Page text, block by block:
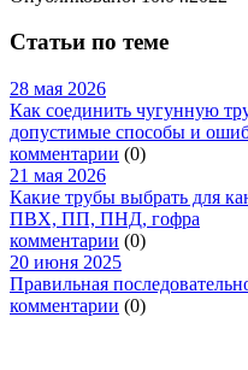
Статьи по теме
28 мая 2026
Как соединить чугунную
допустимые способы и
комментарии (0)
21 мая 2026
Какие трубы выбрать для
ПВХ, ПП, ПНД, гофра
комментарии (0)
20 июня 2025
Правильная
комментарии (0)